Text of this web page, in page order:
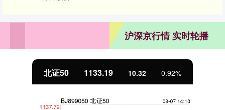
沪深京行情 实时轮播
北证50 1133.19 10.32 0.92%